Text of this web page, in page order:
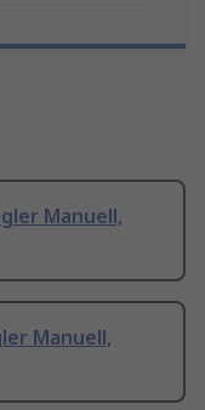
Manuell,
Manuell,